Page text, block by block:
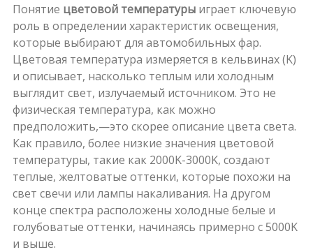
Понятие цветовой температурыиграет ключевую
роль в определении характеристик освещения,
которые выбирают для автомобильных фар.
Цветовая температура измеряется в кельвинах (K)
и описывает, насколько теплым или холодным
выглядит свет, излучаемый источником. Это не
физическая температура, как можно
предположить,—это скорее описание цвета света.
Как правило, более низкие значения цветовой
температуры, такие как 2000K-3000K, создают
теплые, желтоватые оттенки, которые похожи на
свет свечи или лампы накаливания. На другом
конце спектра расположены холодные белые и
голубоватые оттенки, начинаясь примерно с 5000K
и выше.